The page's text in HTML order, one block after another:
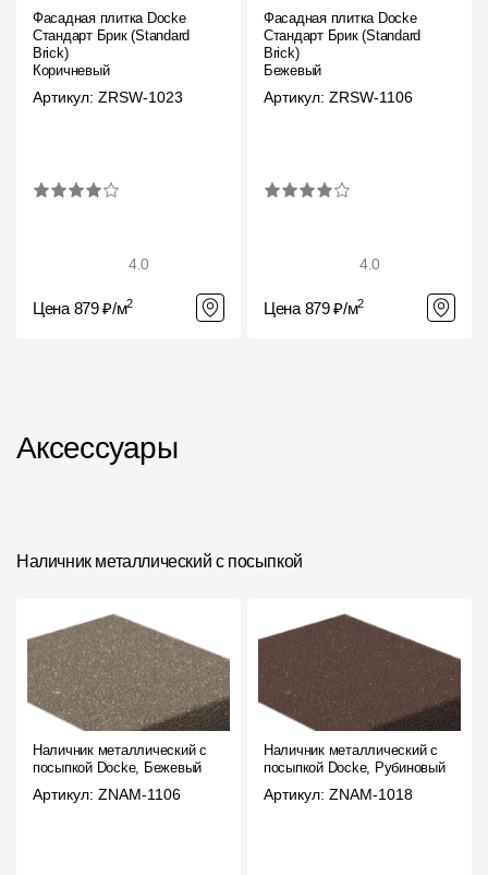
Фасадная плитка Docke
Стандарт Брик (Standard
Brick)
Коричневый
Артикул: ZRSW-1023
4.0
Цена 879 ₽/м2
Фасадная плитка Docke
Стандарт Брик (Standard
Brick)
Бежевый
Артикул: ZRSW-1106
4.0
Цена 879 ₽/м2
Аксессуары
Наличник металлический с посыпкой
Наличник металлический с
посыпкой Docke, Бежевый
Артикул: ZNAM-1106
Наличник металлический с
посыпкой Docke, Рубиновый
Артикул: ZNAM-1018